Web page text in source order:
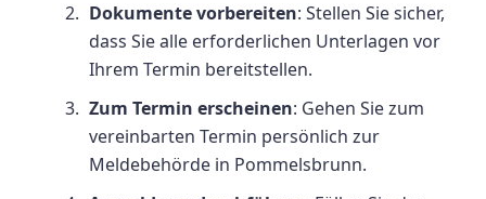
Dokumente vorbereiten: Stellen Sie sicher,
dass Sie alle erforderlichen Unterlagen vor
Ihrem Termin bereitstellen.
Zum Termin erscheinen: Gehen Sie zum
vereinbarten Termin persönlich zur
Meldebehörde in Pommelsbrunn.